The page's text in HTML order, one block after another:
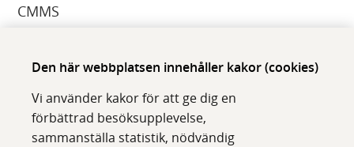
Den här webbplatsen innehåller kakor (cookies)
Vi använder kakor för att ge dig en
förbättrad besöksupplevelse,
sammanställa statistik, nödvändig
CMMS
Klinisk farmakologi
Turner frågeställning
Klinisk genetik